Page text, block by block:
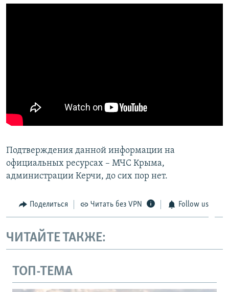
Подтверждения данной информации на
официальных ресурсах – МЧС Крыма,
администрации Керчи, до сих пор нет.
Поделиться Читать без VPN Follow us
ЧИТАЙТЕ ТАКЖЕ:
ТОП-ТЕМА